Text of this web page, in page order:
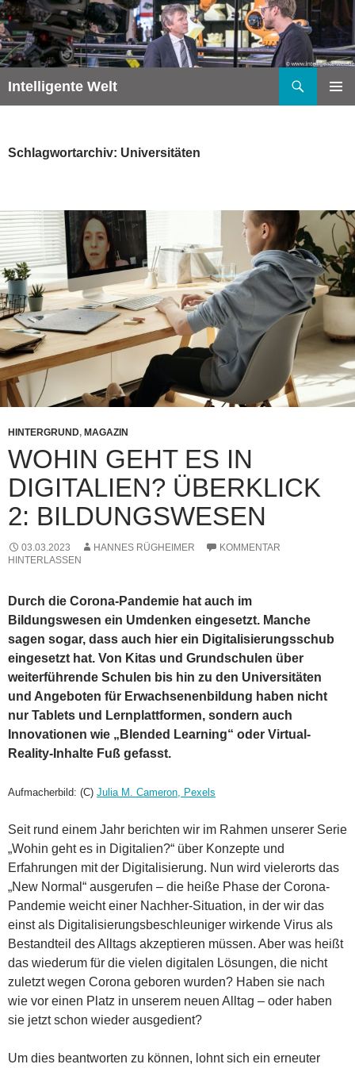
Zum
Inhalt
springen
Intelligente Welt
Schlagwortarchiv: Universitäten
HINTERGRUND, MAGAZIN
WOHIN GEHT ES IN
DIGITALIEN? ÜBERKLICK
2: BILDUNGSWESEN
03.03.2023 HANNES RÜGHEIMER
KOMMENTAR
HINTERLASSEN
Durch die Corona-Pandemie hat auch im
Bildungswesen ein Umdenken eingesetzt. Manche
sagen sogar, dass auch hier ein Digitalisierungsschub
eingesetzt hat. Von Kitas und Grundschulen über
weiterführende Schulen bis hin zu den Universitäten
und Angeboten für Erwachsenenbildung haben nicht
nur Tablets und Lernplattformen, sondern auch
Innovationen wie „Blended Learning“ oder Virtual-
Reality-Inhalte Fuß gefasst.
Aufmacherbild: (C) Julia M. Cameron, Pexels
Seit rund einem Jahr berichten wir im Rahmen unserer Serie
„Wohin geht es in Digitalien?“ über Konzepte und
Erfahrungen mit der Digitalisierung. Nun wird vielerorts das
„New Normal“ ausgerufen – die heiße Phase der Corona-
Pandemie weicht einer Nachher-Situation, in der wir das
einst als Digitalisierungsbeschleuniger wirkende Virus als
Bestandteil des Alltags akzeptieren müssen. Aber was heißt
das wiederum für die vielen digitalen Lösungen, die nicht
zuletzt wegen Corona geboren wurden? Haben sie nach
wie vor einen Platz in unserem neuen Alltag – oder haben
sie jetzt schon wieder ausgedient?
Um dies beantworten zu können, lohnt sich ein erneuter